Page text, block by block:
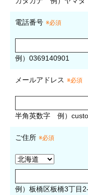
電話番号 ※必須
例）0369140901
メールアドレス ※必須
半角英数字 例）
ご住所 ※必須
例）板橋区板橋3丁目